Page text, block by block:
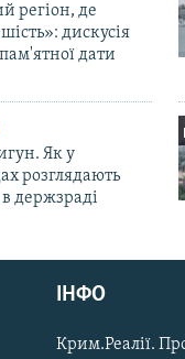
регіон, де
дискусія
дати
Як у
розглядають
держзраді
ІНФО
Крим.Реалії.